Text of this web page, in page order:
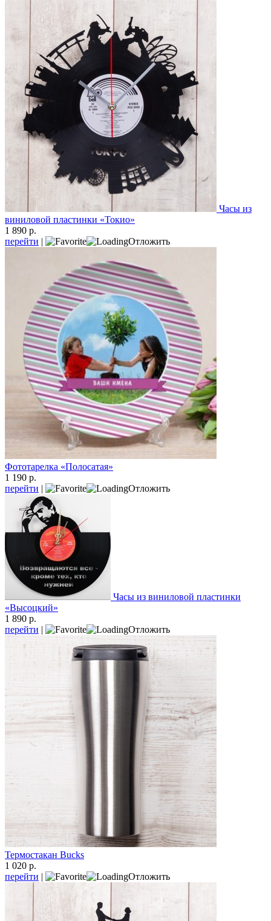
Часы из
виниловой пластинки «Токио»
1 890 р.
перейти | Отложить
Фототарелка «Полосатая»
1 190 р.
перейти | Отложить
Часы из виниловой пластинки
«Высоцкий»
1 890 р.
перейти | Отложить
Термостакан Bucks
1 020 р.
перейти | Отложить